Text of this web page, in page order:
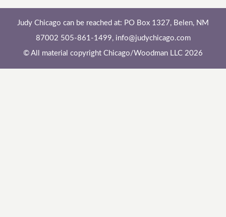
Judy Chicago can be reached at: PO Box 1327, Belen, NM
87002 505-861-1499, info@judychicago.com
© All material copyright Chicago/Woodman LLC 2026